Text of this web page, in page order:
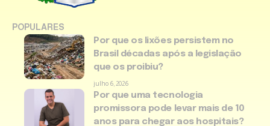
POPULARES
Por que os lixões persistem no
Brasil décadas após a legislação
que os proibiu?
julho 6, 2026
Por que uma tecnologia
promissora pode levar mais de 10
anos para chegar aos hospitais?